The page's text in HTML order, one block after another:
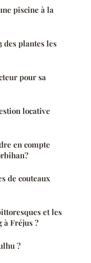
piscine à la
des plantes les
pour sa
locative
en compte
de couteaux
et les
à Fréjus ?
?